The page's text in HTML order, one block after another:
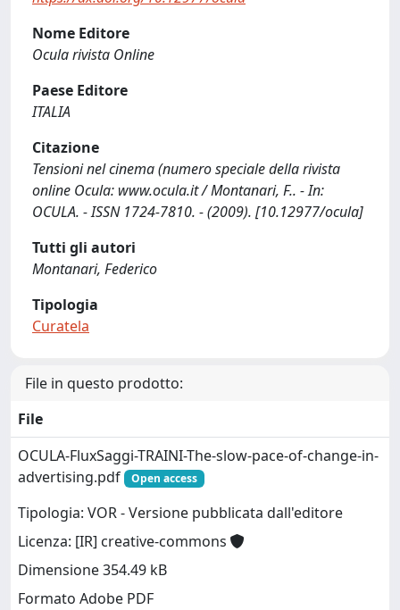
Nome Editore
Ocula rivista Online
Paese Editore
ITALIA
Citazione
Tensioni nel cinema (numero speciale della rivista
online Ocula: www.ocula.it / Montanari, F.. - In:
OCULA. - ISSN 1724-7810. - (2009). [10.12977/ocula]
Tutti gli autori
Montanari, Federico
Tipologia
Curatela
File in questo prodotto:
File
OCULA-FluxSaggi-TRAINI-The-slow-pace-of-change-in-
advertising.pdf
Open access
Tipologia: VOR - Versione pubblicata dall'editore
Licenza: [IR] creative-commons
Dimensione 354.49 kB
Formato Adobe PDF